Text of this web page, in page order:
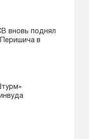
вновь поднял
в